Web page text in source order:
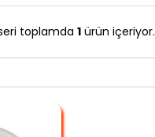
toplamda 1ürün içeriyor.